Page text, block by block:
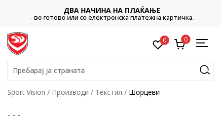
ДВА НАЧИНА НА ПЛАЌАЊЕ
- во готово или со електронска платежна картичка.
0 0
Пребарај ја страната
Sport Vision Производи Текстил Шорцеви